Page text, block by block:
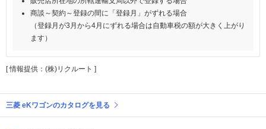
商談～契約～登録の間に「登録月」がずれる場合
（登録月が3月から4月にずれる場合は自動車税の額が大きく上がり
ます）
[ 情報提供：(株)リクルート ]
三菱 eKワゴンのカタログを見る